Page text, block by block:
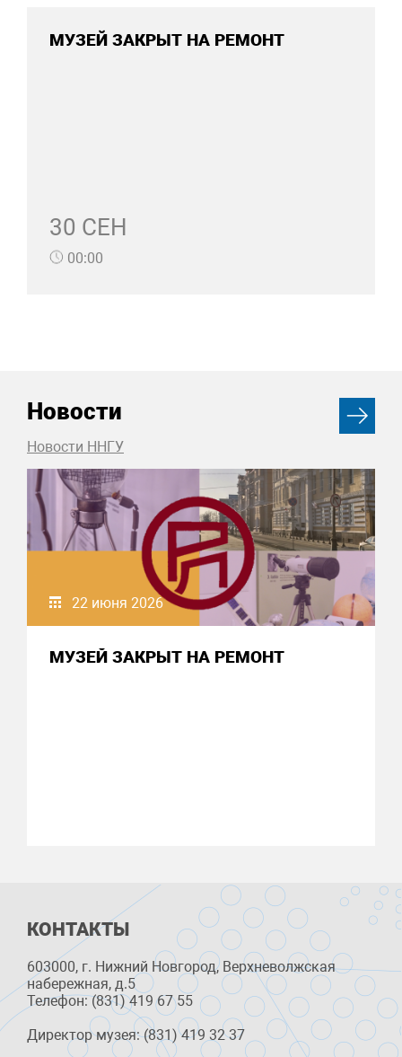
МУЗЕЙ ЗАКРЫТ НА РЕМОНТ
30 СЕН
00:00
Новости
Новости ННГУ
22 июня 2026
МУЗЕЙ ЗАКРЫТ НА РЕМОНТ
КОНТАКТЫ
603000, г. Нижний Новгород, Верхневолжская
набережная, д.5
Телефон: (831) 419 67 55
Директор музея: (831) 419 32 37